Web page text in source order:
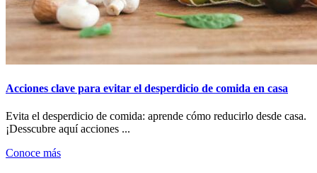
Acciones clave para evitar el desperdicio de comida en casa
Evita el desperdicio de comida: aprende cómo reducirlo desde casa.
¡Desscubre aquí acciones ...
Conoce más